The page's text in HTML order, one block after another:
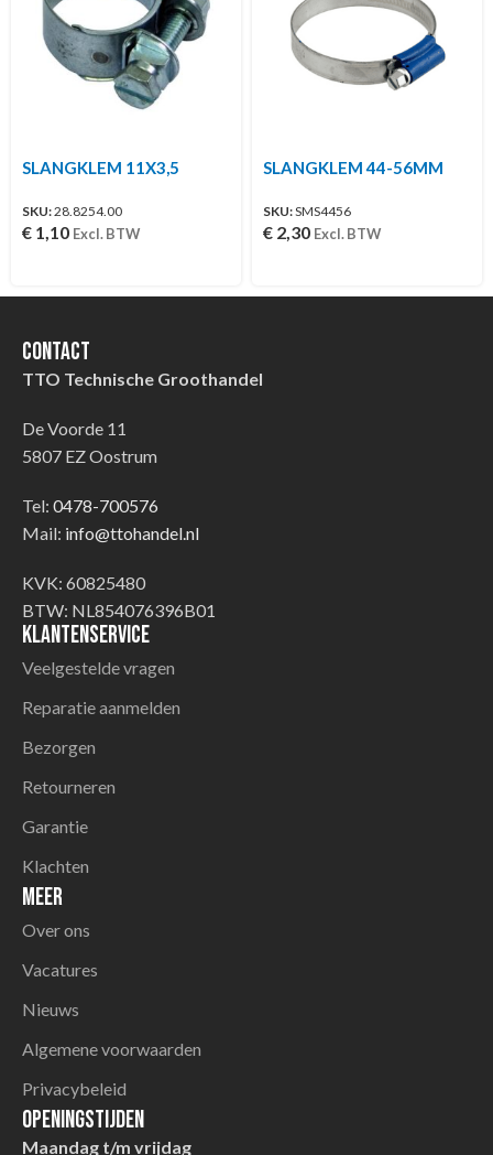
SLANGKLEM 11X3,5
SKU:28.8254.00
€ 1,10 Excl. BTW
SLANGKLEM 44-56MM
SKU:SMS4456
€ 2,30 Excl. BTW
Contact
TTO Technische Groothandel
De Voorde 11
5807 EZ Oostrum
Tel: 0478-700576
Mail: info@ttohandel.nl
KVK: 60825480
BTW: NL854076396B01
Klantenservice
Veelgestelde vragen
Reparatie aanmelden
Bezorgen
Retourneren
Garantie
Klachten
Meer
Over ons
Vacatures
Nieuws
Algemene voorwaarden
Privacybeleid
Openingstijden
Maandag t/m vrijdag